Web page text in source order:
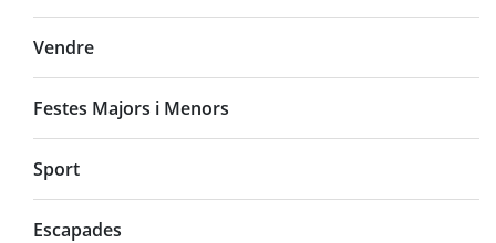
Vendre
Festes Majors i Menors
Sport
Escapades